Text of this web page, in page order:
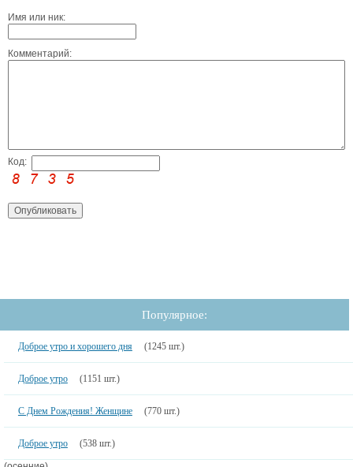
Имя или ник:
Комментарий:
Код:
Популярное:
Доброе утро и хорошего дня (1245 шт.)
Доброе утро (1151 шт.)
С Днем Рождения! Женщине (770 шт.)
Доброе утро (538 шт.)